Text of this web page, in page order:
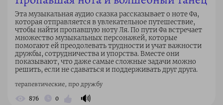
Эта музыкальная аудио сказка рассказывает о ноте Фа,
которая отправляется в увлекательное путешествие,
чтобы найти пропавшую ноту Ля. По пути Фа встречает
множество музыкальных персонажей, которые
помогают ей преодолевать трудности и учат важности
дружбы, сотрудничества и упорства. Вместе они
показывают, что даже самые сложные задачи можно
решить, если не сдаваться и поддерживать друг друга.
терапевтические, про дружбу
876 0 🔊